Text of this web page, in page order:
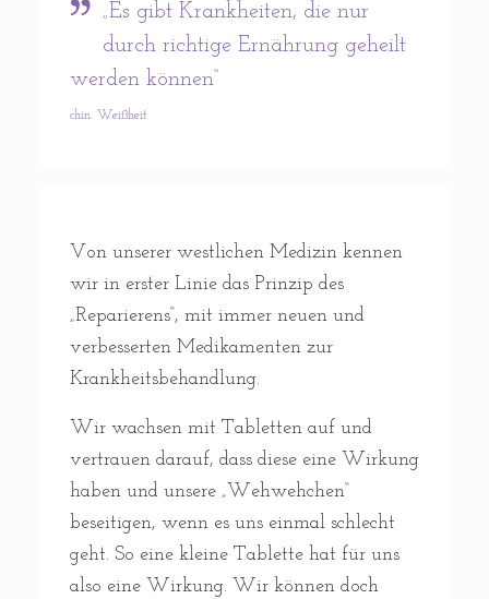
„Es gibt Krankheiten, die nur
durch richtige Ernährung geheilt
werden können“
chin. Weißheit
Von unserer westlichen Medizin kennen
wir in erster Linie das Prinzip des
„Reparierens“, mit immer neuen und
verbesserten Medikamenten zur
Krankheitsbehandlung.
Wir wachsen mit Tabletten auf und
vertrauen darauf, dass diese eine Wirkung
haben und unsere „Wehwehchen“
beseitigen, wenn es uns einmal schlecht
geht. So eine kleine Tablette hat für uns
also eine Wirkung. Wir können doch